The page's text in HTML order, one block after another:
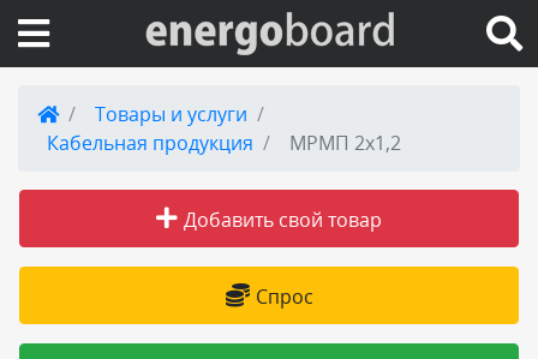
Вход на сайт
Публикации
Товары и услуги
Кабельная продукция
МРМП 2х1,2
Добавить свой товар
Спрос